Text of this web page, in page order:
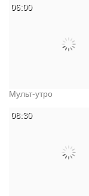
Мульт-утро
06:00
08:30